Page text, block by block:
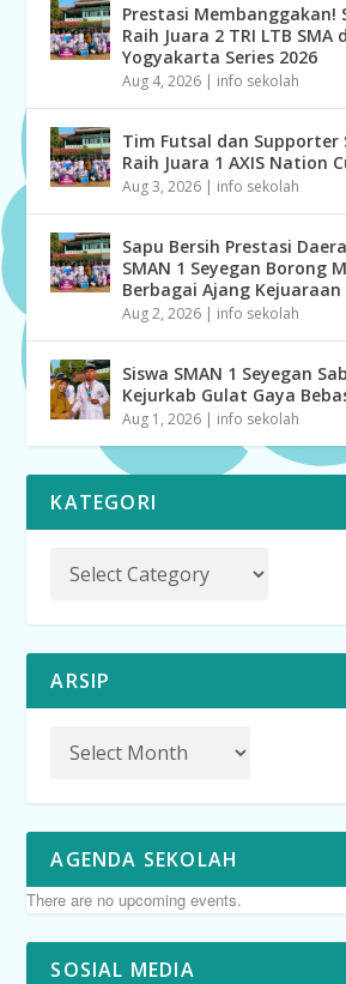
Prestasi Membanggakan!
Raih Juara 2 TRI LTB SMA
Yogyakarta Series 2026
Aug 4, 2026 | info sekolah
Tim Futsal dan Supporter
Raih Juara 1 AXIS Nation
Aug 3, 2026 | info sekolah
Sapu Bersih Prestasi
SMAN 1 Seyegan Borong
Berbagai Ajang Kejuaraan
Aug 2, 2026 | info sekolah
Siswa SMAN 1 Seyegan
Kejurkab Gulat Gaya
Aug 1, 2026 | info sekolah
KATEGORI
ARSIP
AGENDA SEKOLAH
There are no upcoming events.
SOSIAL MEDIA